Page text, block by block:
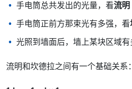
手电筒总共发出的光量，看流明
手电筒正前方那束光有多强，看
光照到墙面后，墙上某块区域有
流明和坎德拉之间有一个基础关系：